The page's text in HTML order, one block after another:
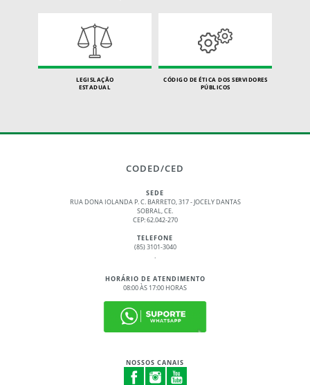
LEGISLAÇÃO
ESTADUAL
CÓDIGO DE ÉTICA DOS SERVIDORES
PÚBLICOS
CODED/CED
SEDE
RUA DONA IOLANDA P. C. BARRETO, 317 - JOCELY DANTAS
SOBRAL, CE.
CEP: 62.042-270
TELEFONE
(85) 3101-3040
.
HORÁRIO DE ATENDIMENTO
08:00 ÀS 17:00 HORAS
NOSSOS CANAIS